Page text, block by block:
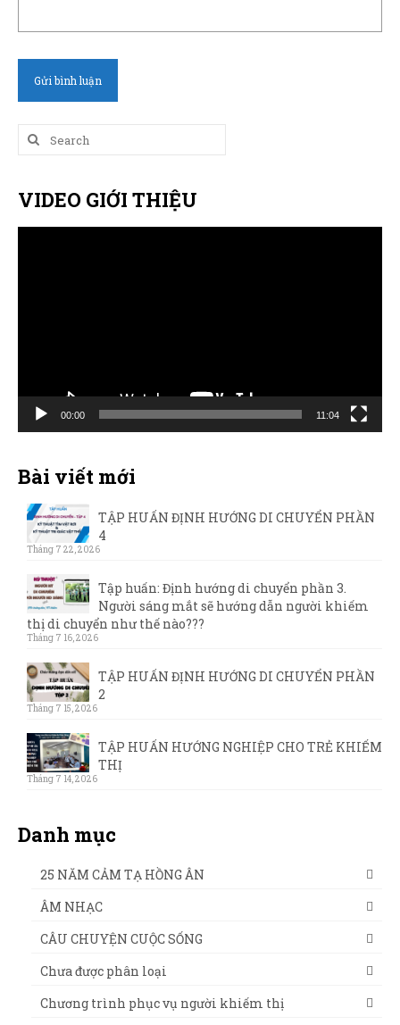
Search
for:
VIDEO GIỚI THIỆU
00:00 11:04
Bài viết mới
TẬP HUẤN ĐỊNH HƯỚNG DI CHUYỂN PHẦN
4
Tháng 7 22, 2026
Tập huấn: Định hướng di chuyển phần 3.
Người sáng mắt sẽ hướng dẫn người khiếm
thị di chuyển như thế nào???
Tháng 7 16, 2026
TẬP HUẤN ĐỊNH HƯỚNG DI CHUYỂN PHẦN
2
Tháng 7 15, 2026
TẬP HUẤN HƯỚNG NGHIỆP CHO TRẺ KHIẾM
THỊ
Tháng 7 14, 2026
Danh mục
25 NĂM CẢM TẠ HỒNG ÂN
ÂM NHẠC
CÂU CHUYỆN CUỘC SỐNG
Chưa được phân loại
Chương trình phục vụ người khiếm thị